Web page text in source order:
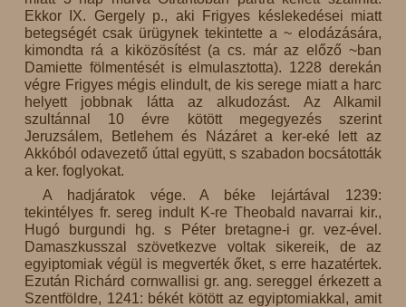
Ekkor IX. Gergely p., aki Frigyes késlekedései miatt
betegségét csak ürügynek tekintette a ~ elodázására,
kimondta rá a kiközösítést (a cs. már az előző ~ban
Damiette fölmentését is elmulasztotta). 1228 derekán
végre Frigyes mégis elindult, de kis serege miatt a harc
helyett jobbnak látta az alkudozást. Az Alkamil
szultánnal 10 évre kötött megegyezés szerint
Jeruzsálem, Betlehem és Názáret a ker-eké lett az
Akkóból odavezető úttal együtt, s szabadon bocsátották
a ker. foglyokat.
A hadjáratok vége. A béke lejártával 1239:
tekintélyes fr. sereg indult K-re Theobald navarrai kir.,
Hugó burgundi hg. s Péter bretagne-i gr. vez-ével.
Damaszkusszal szövetkezve voltak sikereik, de az
egyiptomiak végül is megverték őket, s erre hazatértek.
Ezután Richárd cornwallisi gr. ang. sereggel érkezett a
Szentföldre, 1241: békét kötött az egyiptomiakkal, amit